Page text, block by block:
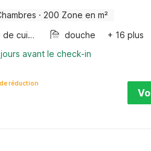
· 200 Zone en m²
Plaque de cuisson douche
+ 16 plus
avant le check-in
réduction